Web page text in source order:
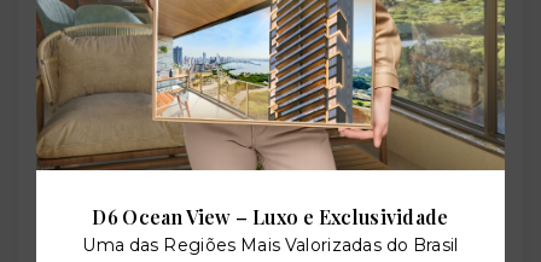
Perfil:
Residencial
Situação:
Em construção
D6 Ocean View – Luxo e Exclusividade
Uma das Regiões Mais Valorizadas do Brasil